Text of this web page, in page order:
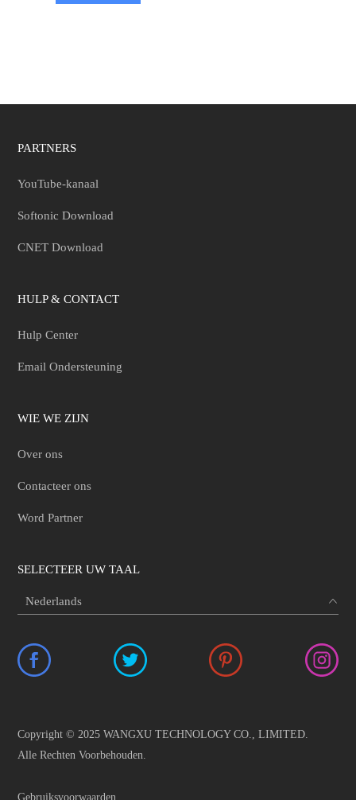
PARTNERS
YouTube-kanaal
Softonic Download
CNET Download
HULP & CONTACT
Hulp Center
Email Ondersteuning
WIE WE ZIJN
Over ons
Contacteer ons
Word Partner
SELECTEER UW TAAL
Copyright © 2025 WANGXU TECHNOLOGY CO., LIMITED.
Alle Rechten Voorbehouden.
Gebruiksvoorwaarden